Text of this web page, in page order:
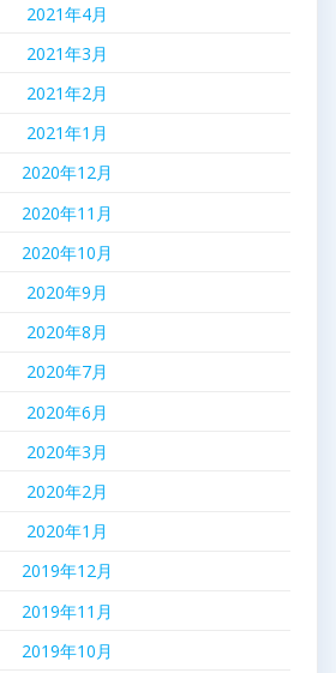
2021年4月
2021年3月
2021年2月
2021年1月
2020年12月
2020年11月
2020年10月
2020年9月
2020年8月
2020年7月
2020年6月
2020年3月
2020年2月
2020年1月
2019年12月
2019年11月
2019年10月